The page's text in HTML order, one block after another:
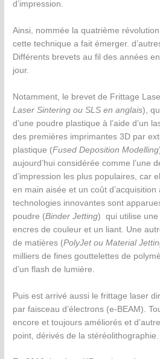
d’impression.
Ainsi, nommée la quatrième
cette technique a fait émerger.
Différents brevets au fil des années
jour.
Notamment, le brevet de Frittage
Laser Sintering ou SLS en anglais),
d’une poudre plastique à l’aide d’un
des premières imprimantes 3D par
plastique (Fused Deposition Modelling
aujourd’hui considérée comme l’une
d’impression les plus populaires, car
en main aisée et un coût
technologies innovantes sont
poudre (Binder Jetting) qui utilise une
encres de couleur et un liant. Une
de matières (PolyJet ou Material
milliers de fines gouttelettes de
d’un flash de lumière.
Puis est arrivé aussi le frittage laser
par faisceau d’électrons (e-BEAM).
encore et toujours améliorés et
point, dérivés de la stéréolithographie.